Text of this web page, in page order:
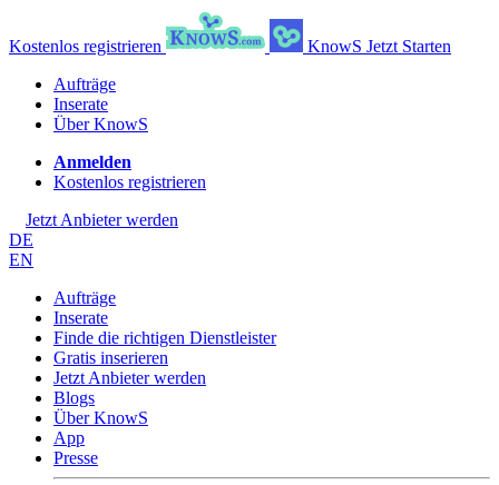
Kostenlos registrieren KnowS Jetzt Starten
Aufträge
Inserate
Über KnowS
Anmelden
Kostenlos registrieren
Jetzt Anbieter werden
DE
EN
Aufträge
Inserate
Finde die richtigen Dienstleister
Gratis inserieren
Jetzt Anbieter werden
Blogs
Über KnowS
App
Presse